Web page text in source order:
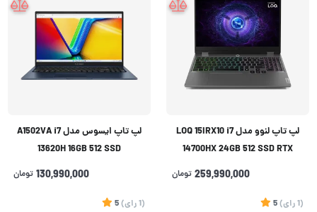
لپ تاپ لنوو مدل LOQ 15IRX10 i7
14700HX 24GB 512 SSD RTX
5050
259,990,000 تومان
(1 رای)
5
لپ تاپ ایسوس مدل ‌A1502VA i7
13620H 16GB 512 SSD
130,990,000 تومان
(1 رای)
5